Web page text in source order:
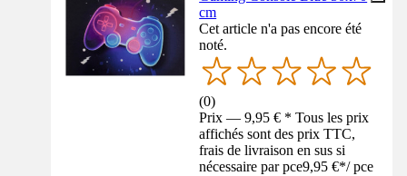
cm
Cet article n'a pas encore été
noté.
(0)
Prix — 9,95 € * Tous les prix
affichés sont des prix TTC,
frais de livraison en sus si
nécessaire par pce9,95 €*/ pce